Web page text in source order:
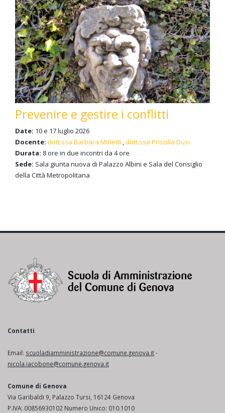
Prevenire e gestire i conflitti
Date: 10 e 17 luglio 2026
Docente: dott.ssa Barbara Minetti ,dott.ssa Priscilla Dusi
Durata: 8 ore in due incontri da 4 ore
Sede: Sala giunta nuova di Palazzo Albini e Sala del Consiglio
della Città Metropolitana
Contatti
Email: scuoladiamministrazione@comune.genova.it-
nicola.iacobone@comune.genova.it
Comune di Genova
Via Garibaldi 9, Palazzo Tursi, 16124 Genova
P.IVA: 00856930102 Numero Unico: 010.1010